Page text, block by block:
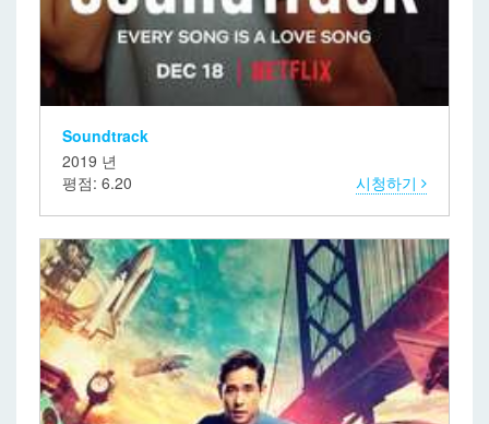
Soundtrack
2019 년
평점: 6.20
시청하기